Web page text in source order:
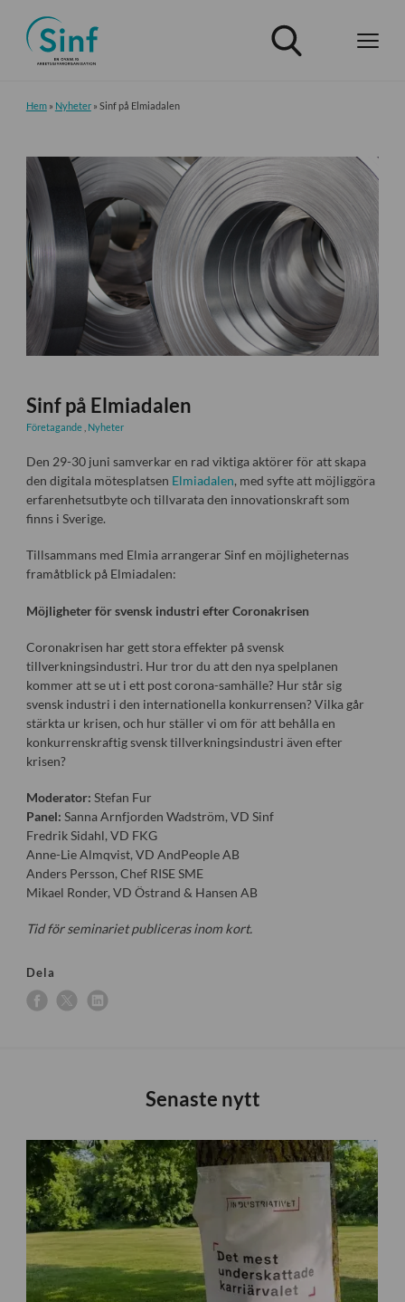
Hem» Nyheter» Sinf på Elmiadalen
Sinf på Elmiadalen
Företagande Nyheter
Den 29-30 juni samverkar en rad viktiga aktörer för att skapa
den digitala mötesplatsen Elmiadalen, med syfte att möjliggöra
erfarenhetsutbyte och tillvarata den innovationskraft som
finns i Sverige.
Tillsammans med Elmia arrangerar Sinf en möjligheternas
framåtblick på Elmiadalen:
Möjligheter för svensk industri efter Coronakrisen
Coronakrisen har gett stora effekter på svensk
tillverkningsindustri. Hur tror du att den nya spelplanen
kommer att se ut i ett post corona-samhälle? Hur står sig
svensk industri i den internationella konkurrensen? Vilka går
stärkta ur krisen, och hur ställer vi om för att behålla en
konkurrenskraftig svensk tillverkningsindustri även efter
krisen?
Moderator: Stefan Fur
Panel: Sanna Arnfjorden Wadström, VD Sinf
Fredrik Sidahl, VD FKG
Anne-Lie Almqvist, VD AndPeople AB
Anders Persson, Chef RISE SME
Mikael Ronder, VD Östrand & Hansen AB
Tid för seminariet publiceras inom kort.
Dela
Senaste nytt